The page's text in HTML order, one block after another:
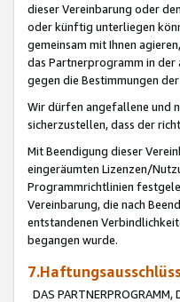
dieser Vereinbarung oder
oder künftig unterliegen
gemeinsam mit Ihnen
das Partnerprogramm in der
gegen die Bestimmungen
Wir dürfen angefallene und
sicherzustellen, dass der
Mit Beendigung dieser
eingeräumten Lizenzen/
Programmrichtlinien
Vereinbarung, die nach
entstandenen
begangen wurde.
DAS